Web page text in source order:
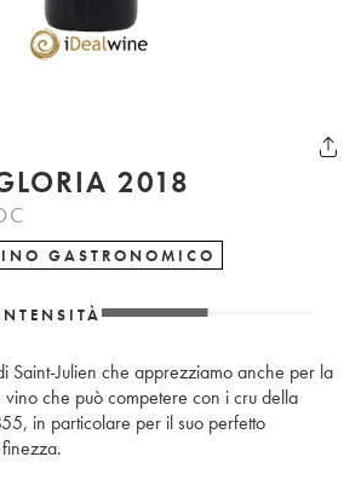
2018
GASTRONOMICO
Saint-Julien che apprezziamo anche per la
che può competere con i cru della
in particolare per il suo perfetto